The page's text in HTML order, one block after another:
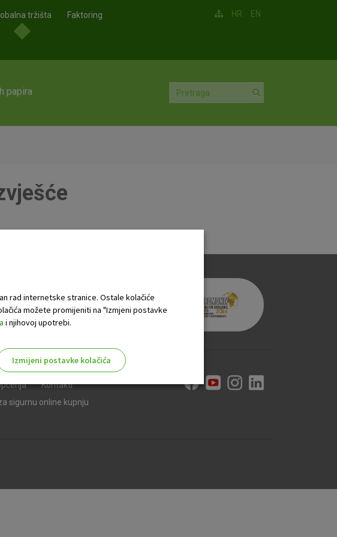
tržišta Faktoring HR EN
papira
Kontakti
sigurnu online kupnju
rad internetske stranice. Ostale kolačiće
možete promijeniti na "Izmjeni postavke
i njihovoj upotrebi.
Izmijeni postavke kolačića